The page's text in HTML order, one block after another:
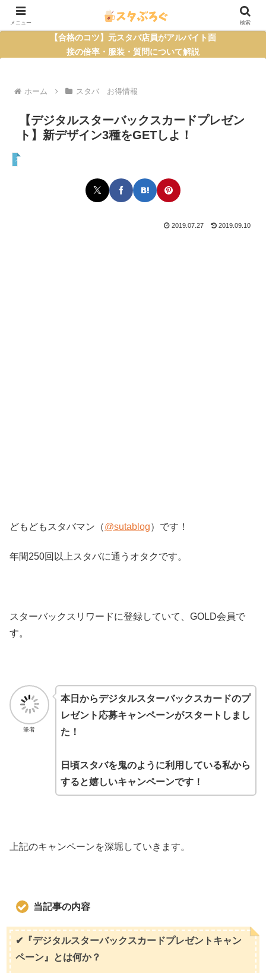
【合格のコツ】元スタバ店員がアルバイト面
接の倍率・服装・質問について解説
ホーム スタバ お得情報
【デジタルスターバックスカードプレゼン
ト】新デザイン3種をGETしよ！
スタバ お得情報
2019.07.27 2019.09.10
どもどもスタバマン（@sutablog）です！
年間250回以上スタバに通うオタクです。
スターバックスリワードに登録していて、GOLD会員で
す。
筆者
本日からデジタルスターバックスカードのプ
レゼント応募キャンペーンがスタートしまし
た！
日頃スタバを鬼のように利用している私から
すると嬉しいキャンペーンです！
上記のキャンペーンを深堀していきます。
当記事の内容
✔『デジタルスターバックスカードプレゼントキャン
ペーン』とは何か？
メニュー 検索